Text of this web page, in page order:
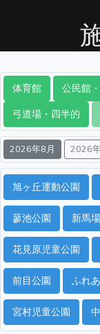
体育館 公民館
弓道場・四半的
2026年8月 2026
旭ヶ丘運動公園
蓼池公園 新馬
花見原児童公園
前目公園 ふれ
宮村児童公園